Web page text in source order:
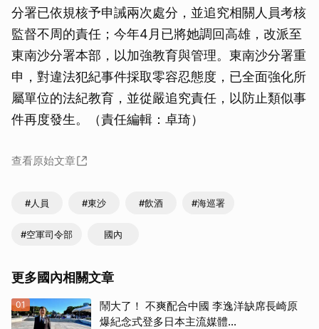
分署已依規核予申誡兩次處分，並追究相關人員考核
監督不周的責任；今年4月已將她調回高雄，改派至
東南沙分署本部，以加強教育與管理。東南沙分署重
申，對違法犯紀事件採取零容忍態度，已全面強化所
屬單位的法紀教育，並從嚴追究責任，以防止類似事
件再度發生。（責任編輯：卓琦）
查看原始文章
#人員 #東沙 #飲酒 #海巡署
#空軍司令部 國內
更多國內相關文章
01
鬧大了！ 不爽配合中國 李逸洋缺席長崎原
爆紀念式登多日本主流媒體...